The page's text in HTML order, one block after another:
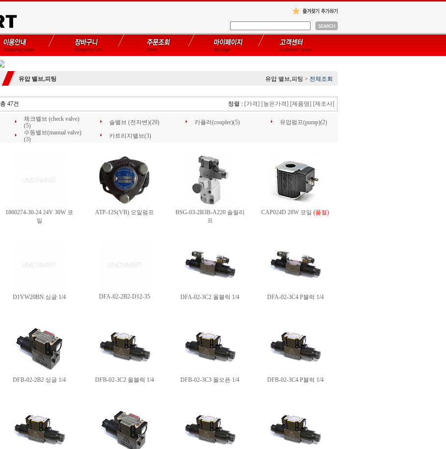
유압 밸브,피팅 유압 밸브,피팅 > 전체조회
총 47건 정렬 : [가격] [높은가격] [제품명] [제조사]
체크밸브 (check valve)
(5)
솔밸브 (전자변)(29) 카플러(coupler)(5)
유압펌프(pump)(2)
수동밸브(manual valve)
(3)
카트리지밸브(3)
1860274-30-24 24V 30W 코
일
ATP-12S(VB) 오일펌프
BSG-03-2B3B-A220 솔릴리
프
CAP024D 28W 코일 (품절)
D1VW20BN 싱글 1/4 DFA-02-2B2-D12-35 DFA-02-3C2 올블럭 1/4 DFA-02-3C4 P블럭 1/4
DFB-02-2B2 싱글 1/4 DFB-02-3C2 올블럭 1/4 DFB-02-3C3 올오픈 1/4 DFB-02-3C4 P블럭 1/4